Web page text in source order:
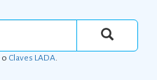
o Claves LADA.